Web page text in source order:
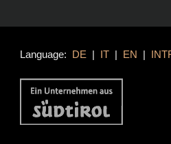
Language: DE | IT | EN |